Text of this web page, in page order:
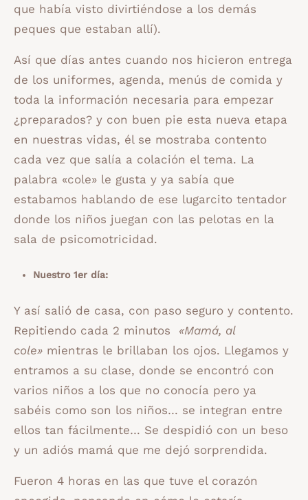
que había visto divirtiéndose a los demás
peques que estaban allí).
Así que días antes cuando nos hicieron entrega
de los uniformes, agenda, menús de comida y
toda la información necesaria para empezar
¿preparados? y con buen pie esta nueva etapa
en nuestras vidas, él se mostraba contento
cada vez que salía a colación el tema. La
palabra «cole» le gusta y ya sabía que
estabamos hablando de ese lugarcito tentador
donde los niños juegan con las pelotas en la
sala de psicomotricidad.
Nuestro 1er día:
Y así salió de casa, con paso seguro y contento.
Repitiendo cada 2 minutos
«Mamá, al
cole» mientras le brillaban los ojos. Llegamos y
entramos a su clase, donde se encontró con
varios niños a los que no conocía pero ya
sabéis como son los niños… se integran entre
ellos tan fácilmente… Se despidió con un beso
y un adiós mamá que me dejó sorprendida.
Fueron 4 horas en las que tuve el corazón